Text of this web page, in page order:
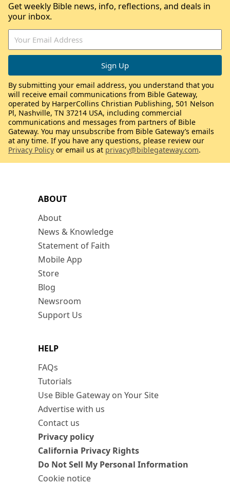
ABOUT
About
News & Knowledge
Statement of Faith
Mobile App
Store
Blog
Newsroom
Support Us
HELP
FAQs
Tutorials
Use Bible Gateway on Your Site
Advertise with us
Contact us
Privacy policy
California Privacy Rights
Do Not Sell My Personal Information
Cookie notice
Get weekly Bible news, info, reflections, and deals in
your inbox.
By submitting your email address, you understand that you
will receive email communications from Bible Gateway,
operated by HarperCollins Christian Publishing, 501 Nelson
Pl, Nashville, TN 37214 USA, including commercial
communications and messages from partners of Bible
Gateway. You may unsubscribe from Bible Gateway’s emails
at any time. If you have any questions, please review our
Privacy Policy or email us at privacy@biblegateway.com.